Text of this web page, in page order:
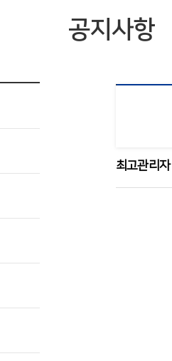
공지사항
최고관리자